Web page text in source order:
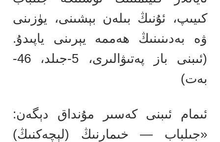
كىيىپ، ئۇنىڭ بىلەن بېشىنى، يۈزىنى
ۋە بەدىنىنىڭ ھەممە يېرىنى ياپىدۇ.
(ئىبنى باز پەتىۋالىرى، 5-جىلد، 46-
بەت)
ئىمام ئىبنى كەسىر مۇنداق دېگەن:
«جىلباب — خىمارنىڭ (لېچەكنىڭ)